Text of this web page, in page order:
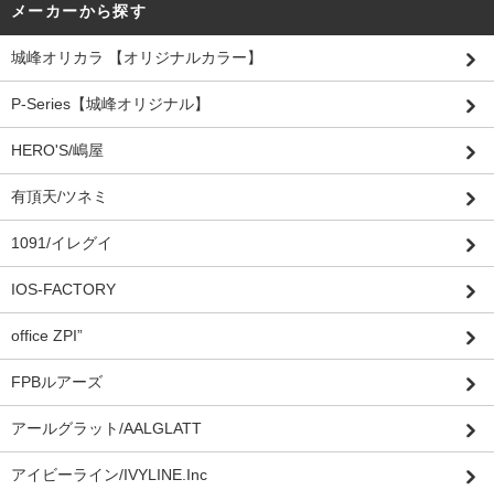
メーカーから探す
城峰オリカラ 【オリジナルカラー】
P-Series【城峰オリジナル】
HERO'S/嶋屋
有頂天/ツネミ
1091/イレグイ
IOS-FACTORY
office ZPI”
FPBルアーズ
アールグラット/AALGLATT
アイビーライン/IVYLINE.Inc